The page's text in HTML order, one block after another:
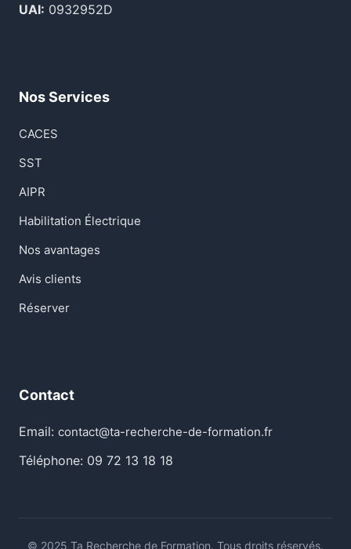
UAI: 0932952D
Nos Services
CACES
SST
AIPR
Habilitation Électrique
Nos avantages
Avis clients
Réserver
Contact
Email: contact@ta-recherche-de-formation.fr
Téléphone: 09 72 13 18 18
© 2025 Ta Recherche de Formation. Tous droits réservés.